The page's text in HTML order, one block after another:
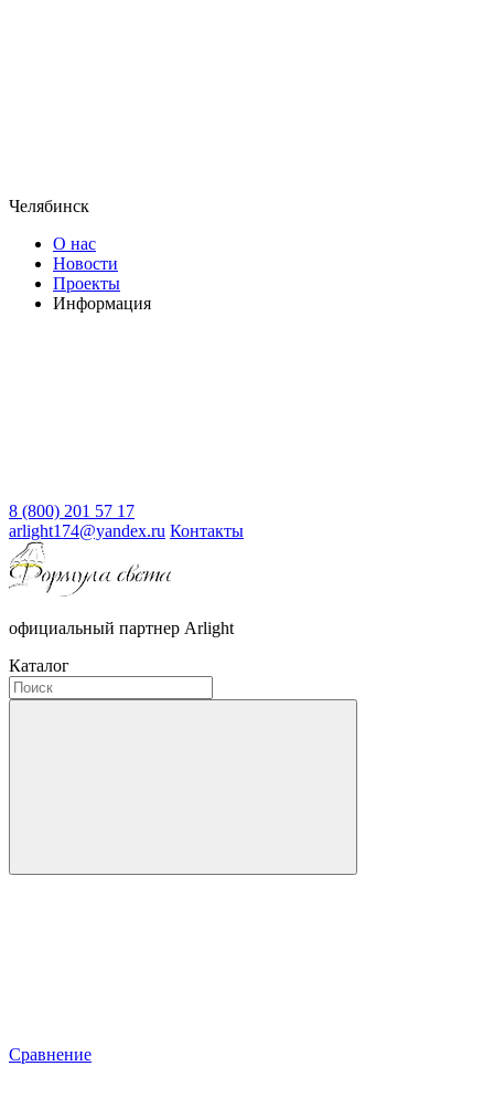
Челябинск
О нас
Новости
Проекты
Информация
8 (800) 201 57 17
arlight174@yandex.ru Контакты
официальный партнер Arlight
Каталог
Сравнение